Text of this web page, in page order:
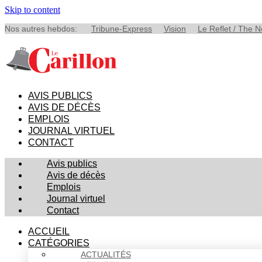
Skip to content
Nos autres hebdos: Tribune-Express Vision Le Reflet / The
AVIS PUBLICS
AVIS DE DÉCÈS
EMPLOIS
JOURNAL VIRTUEL
CONTACT
Avis publics
Avis de décès
Emplois
Journal virtuel
Contact
ACCUEIL
CATÉGORIES
ACTUALITÉS